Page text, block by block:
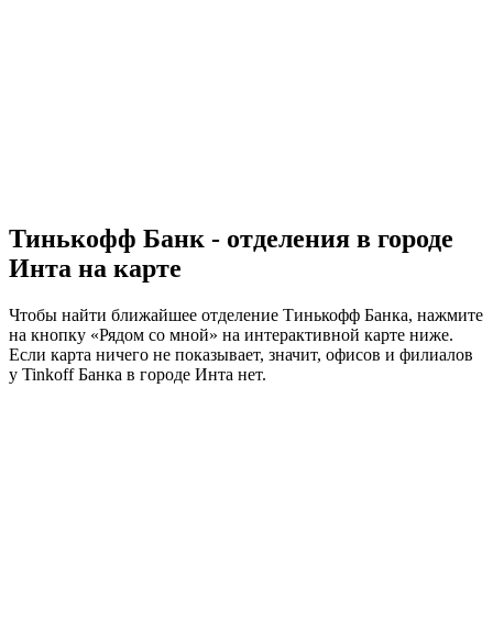
Тинькофф Банк - отделения в городе
Инта на карте
Чтобы найти ближайшее отделение Тинькофф Банка, нажмите
на кнопку «Рядом со мной» на интерактивной карте ниже.
Если карта ничего не показывает, значит, офисов и филиалов
у Tinkoff Банка в городе Инта нет.